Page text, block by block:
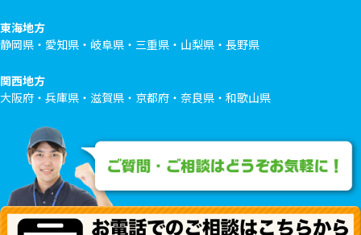
東海地方
静岡県・愛知県・岐阜県・三重県・山梨県・長野県
関西地方
大阪府・兵庫県・滋賀県・京都府・奈良県・和歌山県